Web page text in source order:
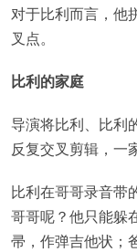
对于比利而言，他
叉点。
比利的家庭
导演将比利、比利
反复交叉剪辑，一
比利在哥哥录音带
哥哥呢？他只能躲
帚，作弹吉他状；